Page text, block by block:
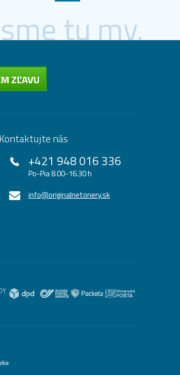
sme tu my.
ZĽAVU
Kontaktujte nás
+421 948 016 336
Po-Pia 8.00-16.30 h
info@originalnetonery.sk